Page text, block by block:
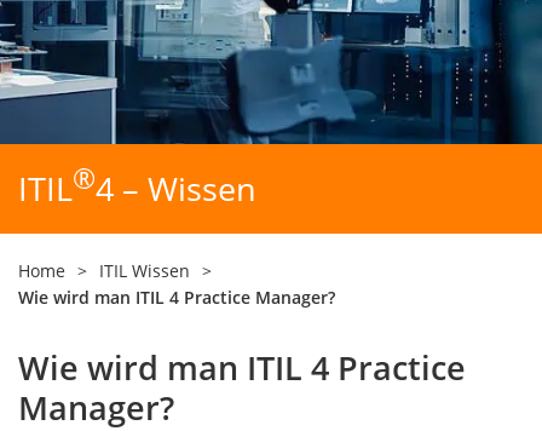
ITIL®4 – Wissen
Home > ITIL Wissen >
Wie wird man ITIL 4 Practice Manager?
Wie wird man ITIL 4 Practice
Manager?